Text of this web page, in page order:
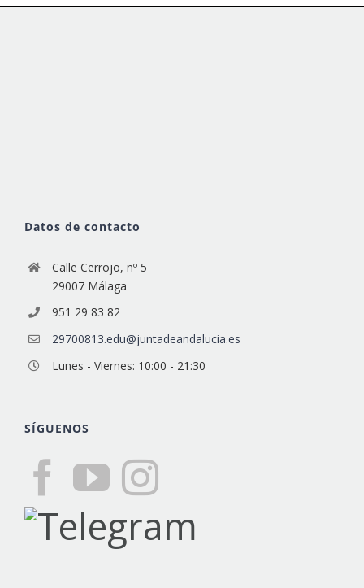
Datos de contacto
Calle Cerrojo, nº 5
29007 Málaga
951 29 83 82
29700813.edu@juntadeandalucia.es
Lunes - Viernes: 10:00 - 21:30
SÍGUENOS